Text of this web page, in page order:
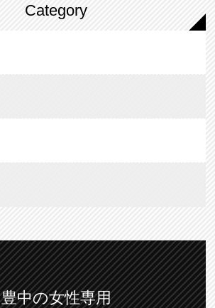
Category
豊中の女性専用